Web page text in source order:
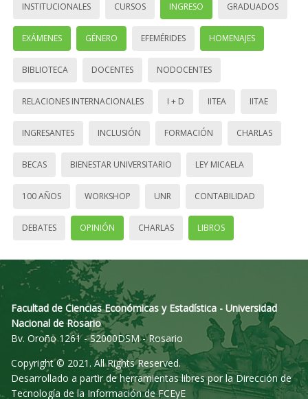
INSTITUCIONALES CURSOS INGRESO GRADUADOS
EXÁMENES GÉNERO EFEMÉRIDES HOMENAJES
BIBLIOTECA DOCENTES NODOCENTES
RELACIONES INTERNACIONALES I + D IITEA IITAE
INGRESANTES INCLUSIÓN FORMACIÓN CHARLAS
BECAS BIENESTAR UNIVERSITARIO LEY MICAELA
100 AÑOS WORKSHOP UNR CONTABILIDAD
DEBATES OPINIÓN CHARLAS LIBROS
Facultad de Ciencias Económicas y Estadística - Universidad
Nacional de Rosario
Bv. Oroño 1261 - S2000DSM - Rosario
Copyright © 2021. All Rights Reserved.
Desarrollado a partir de herramientas libres por la Dirección de
Tecnología de la Información de FCEyE